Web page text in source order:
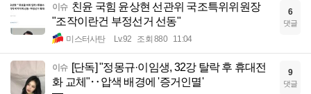
이슈 친윤 국힘 윤상현 선관위 국조특위위원장
"조작이란건 부정선거 선동"
미스터사탄 Lv.92 조회 880 11:04
6
댓글
이슈 [단독] "정몽규·이임생, 32강 탈락 후 휴대전
화 교체"‥압색 배경에 '증거인멸'
9
댓글